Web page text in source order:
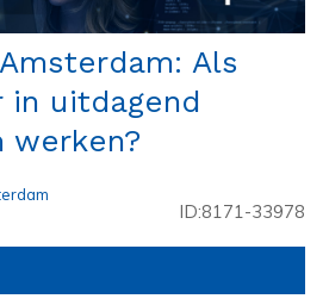
Als
in uitdagend
werken?
ID:8171-33978